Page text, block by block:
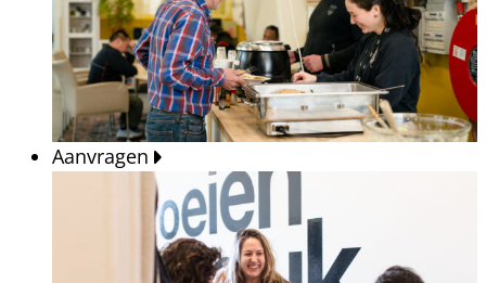
Aanvragen